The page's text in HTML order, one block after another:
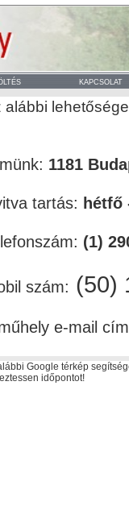
alábbi
1181
tartás: hétfő
(1)
szám: (50)
e-mail
Google térkép
időpontot!